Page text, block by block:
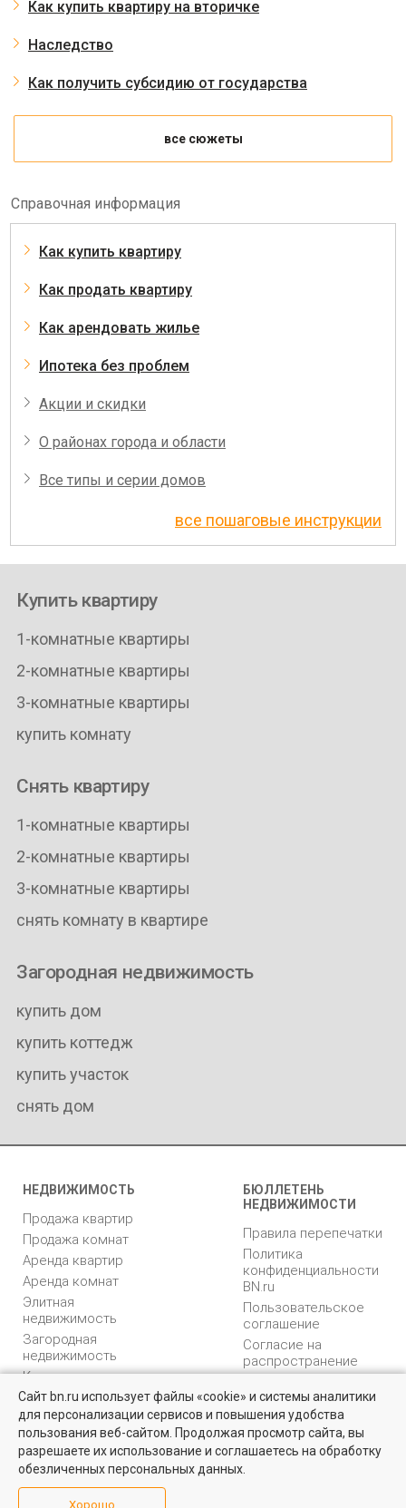
Квартиры на вторичном рынке
Более 10 тысяч квартир в Санкт-Петербурге и области от
собственников и агентств недвижимости
Посмотреть
Как купить квартиру на вторичке
Наследство
Как получить субсидию от государства
все сюжеты
Справочная информация
Как купить квартиру
Как продать квартиру
Как арендовать жилье
Ипотека без проблем
Акции и скидки
О районах города и области
Все типы и серии домов
все пошаговые инструкции
Купить квартиру
1-комнатные квартиры
2-комнатные квартиры
3-комнатные квартиры
купить комнату
Снять квартиру
1-комнатные квартиры
2-комнатные квартиры
3-комнатные квартиры
снять комнату в квартире
Загородная недвижимость
купить дом
купить коттедж
купить участок
снять дом
НЕДВИЖИМОСТЬ
Продажа квартир
Продажа комнат
Аренда квартир
Аренда комнат
Элитная
недвижимость
Загородная
недвижимость
Коммерческая
недвижимость
БЮЛЛЕТЕНЬ
НЕДВИЖИМОСТИ
Правила перепечатки
Политика
конфиденциальности
BN.ru
Пользовательское
соглашение
Согласие на
распространение
персональных данных
Карта сайта
Медийная реклама
PR продвижение
Сайт bn.ru использует файлы «cookie» и системы аналитики
для персонализации сервисов и повышения удобства
пользования веб-сайтом. Продолжая просмотр сайта, вы
разрешаете их использование и соглашаетесь на обработку
обезличенных персональных данных.
Хорошо